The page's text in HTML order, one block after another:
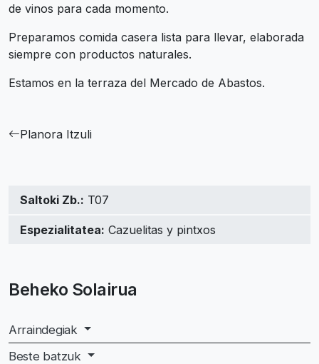
de vinos para cada momento.
Preparamos comida casera lista para llevar, elaborada
siempre con productos naturales.
Estamos en la terraza del Mercado de Abastos.
Planora Itzuli
Saltoki Zb.: T07
Espezialitatea: Cazuelitas y pintxos
Beheko Solairua
Arraindegiak
Beste batzuk